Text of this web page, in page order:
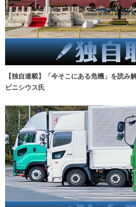
【独自連載】「今そこにある危機」を読
ビニシウス氏